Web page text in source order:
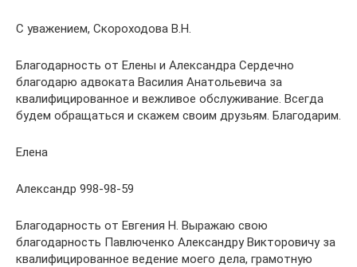
С уважением, Скороходова В.Н.
Благодарность от Елены и Александра Сердечно
благодарю адвоката Василия Анатольевича за
квалифицированное и вежливое обслуживание. Всегда
будем обращаться и скажем своим друзьям. Благодарим.
Елена
Александр 998-98-59
Благодарность от Евгения Н. Выражаю свою
благодарность Павлюченко Александру Викторовичу за
квалифицированное ведение моего дела, грамотную